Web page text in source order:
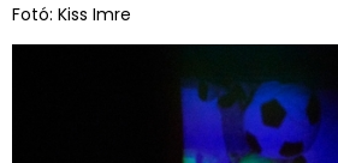
Fotó: Kiss Imre